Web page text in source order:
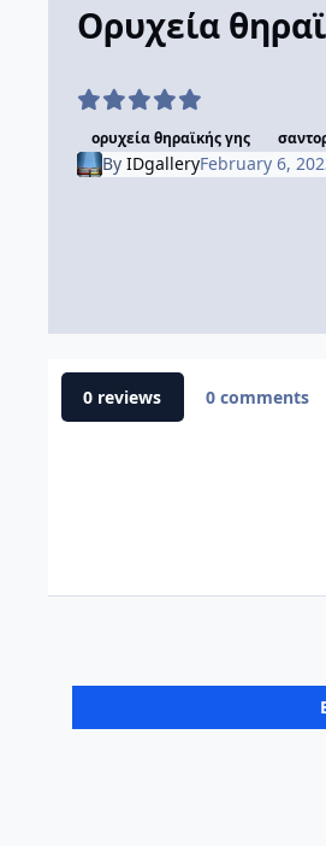
Ορυχεία
ορυχεία θηραϊκής γης
By IDgalleryFebruary 6,
0 reviews 0 comments